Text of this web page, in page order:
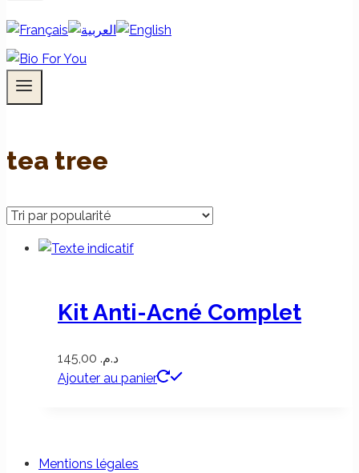
tea tree
Kit Anti-Acné Complet
د.م.
Ajouter au panier
Mentions légales